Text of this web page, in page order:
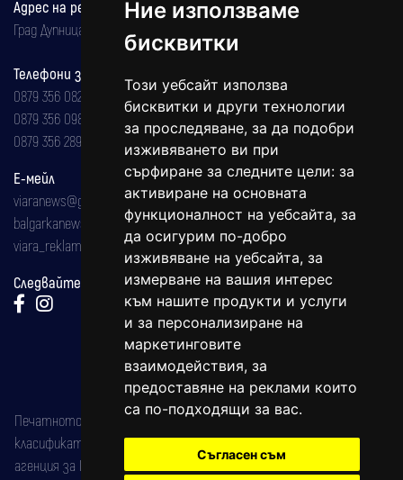
Ние използваме
бисквитки
Този уебсайт използва
бисквитки и други технологии
за проследяване, за да подобри
изживяването ви при
сърфиране за следните цели: за
активиране на основната
функционалност на уебсайта, за
да осигурим по-добро
изживяване на уебсайта, за
измерване на вашия интерес
към нашите продукти и услуги
и за персонализиране на
маркетинговите
взаимодействия, за
предоставяне на реклами които
са по-подходящи за вас.
Съгласен съм
Адрес на редакцията
Град Дупница, ул.''Христо Ботев" 43
Телефони за реклама и абонаменти
0879 356 082
0879 356 098
0879 356 289
Е-мейл
viaranews@gmail.com
balgarkanews@gmail.com
viara_reklama@mail.bg
Следвайте ни:
Печатното издание на вестника е регистрирано в националния
класификатор на печатните издания (Българска национална
агенция за ISSN) под номер: ISSN 1312-4722.